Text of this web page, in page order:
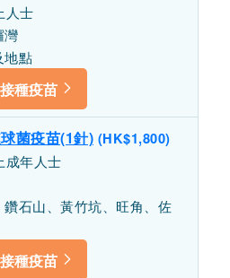
人士
灣
地點
種疫苗
菌疫苗(1針) (HK$1,800)
成年人士
石山、黃竹坑、旺角、佐
種疫苗